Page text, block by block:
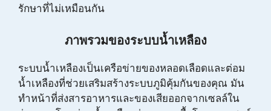
รักษาที่ไม่เหมือนกัน
ภาพรวมของระบบน้ำเหลือง
ระบบน้ำเหลืองเป็นเครือข่ายของหลอดเลือดและต่อม
น้ำเหลืองที่ช่วยเสริมสร้างระบบภูมิคุ้มกันของคุณ มัน
ทำหน้าที่ส่งสารอาหารและของเสียออกจากเซลล์ใน